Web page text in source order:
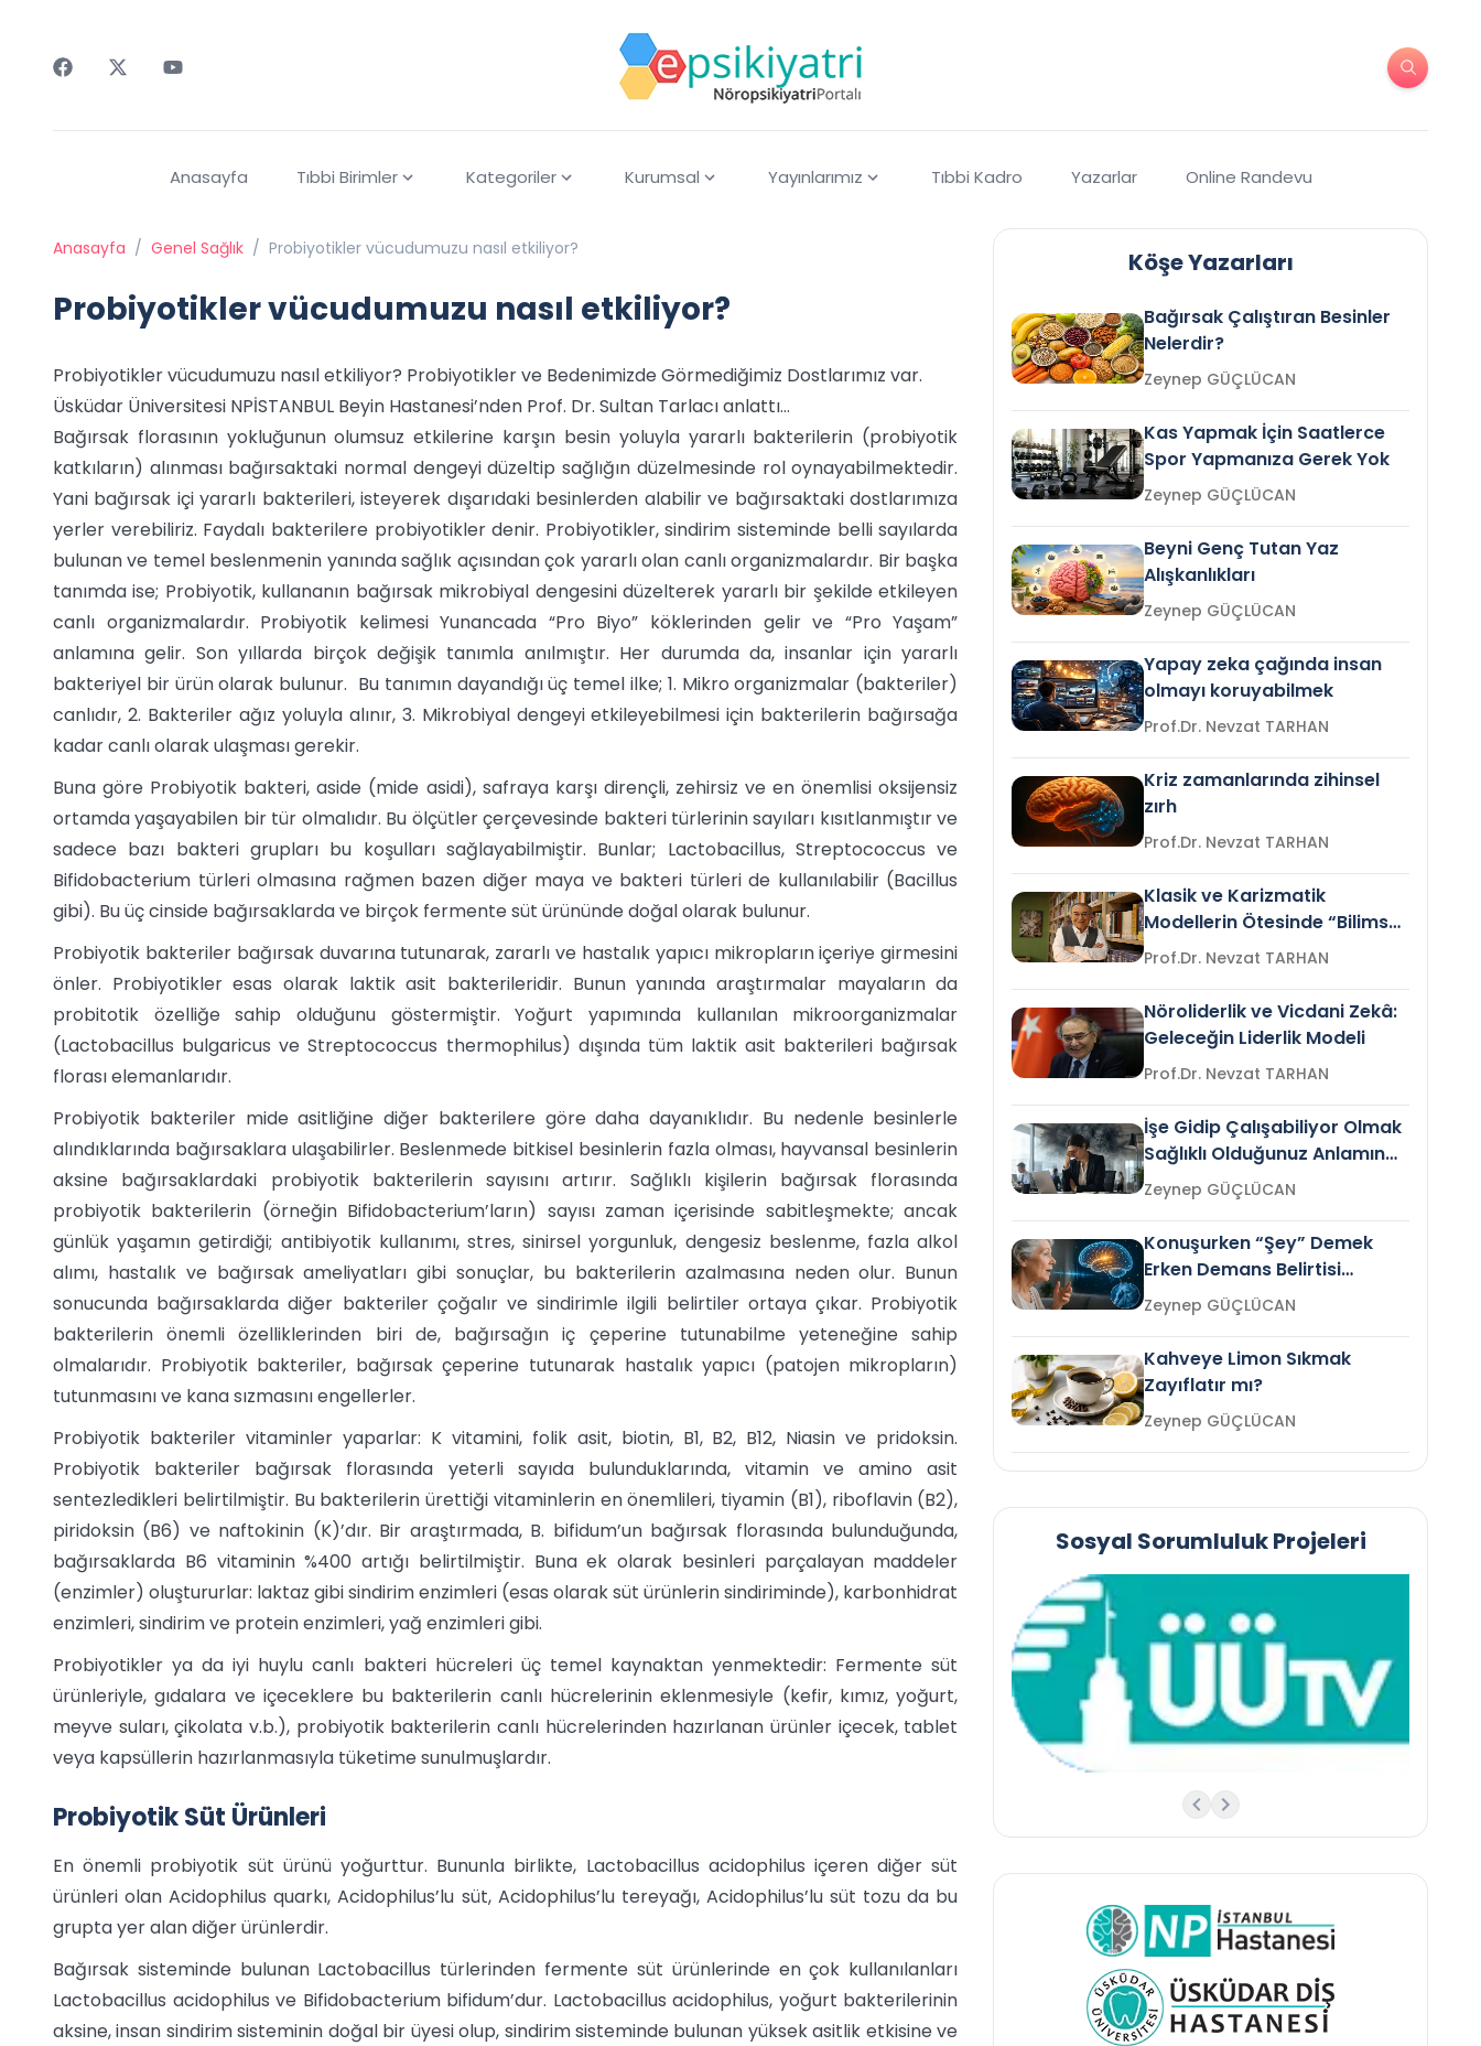
Anasayfa Tıbbi Birimler Kategoriler Kurumsal Yayınlarımız Tıbbi Kadro Yazarlar Online Randevu
Anasayfa / Genel Sağlık / Probiyotikler vücudumuzu nasıl etkiliyor?
Probiyotikler vücudumuzu nasıl etkiliyor?
Probiyotikler vücudumuzu nasıl etkiliyor? Probiyotikler ve Bedenimizde Görmediğimiz Dostlarımız var.
Üsküdar Üniversitesi NPİSTANBUL Beyin Hastanesi’nden Prof. Dr. Sultan Tarlacı anlattı…
Bağırsak florasının yokluğunun olumsuz etkilerine karşın besin yoluyla yararlı bakterilerin (probiyotik
katkıların) alınması bağırsaktaki normal dengeyi düzeltip sağlığın düzelmesinde rol oynayabilmektedir.
Yani bağırsak içi yararlı bakterileri, isteyerek dışarıdaki besinlerden alabilir ve bağırsaktaki dostlarımıza
yerler verebiliriz. Faydalı bakterilere probiyotikler denir. Probiyotikler, sindirim sisteminde belli sayılarda
bulunan ve temel beslenmenin yanında sağlık açısından çok yararlı olan canlı organizmalardır. Bir başka
tanımda ise; Probiyotik, kullananın bağırsak mikrobiyal dengesini düzelterek yararlı bir şekilde etkileyen
canlı organizmalardır. Probiyotik kelimesi Yunancada “Pro Biyo” köklerinden gelir ve “Pro Yaşam”
anlamına gelir. Son yıllarda birçok değişik tanımla anılmıştır. Her durumda da, insanlar için yararlı
bakteriyel bir ürün olarak bulunur. Bu tanımın dayandığı üç temel ilke; 1. Mikro organizmalar (bakteriler)
canlıdır, 2. Bakteriler ağız yoluyla alınır, 3. Mikrobiyal dengeyi etkileyebilmesi için bakterilerin bağırsağa
kadar canlı olarak ulaşması gerekir.
Buna göre Probiyotik bakteri, aside (mide asidi), safraya karşı dirençli, zehirsiz ve en önemlisi oksijensiz
ortamda yaşayabilen bir tür olmalıdır. Bu ölçütler çerçevesinde bakteri türlerinin sayıları kısıtlanmıştır ve
sadece bazı bakteri grupları bu koşulları sağlayabilmiştir. Bunlar; Lactobacillus, Streptococcus ve
Bifidobacterium türleri olmasına rağmen bazen diğer maya ve bakteri türleri de kullanılabilir (Bacillus
gibi). Bu üç cinside bağırsaklarda ve birçok fermente süt ürününde doğal olarak bulunur.
Probiyotik bakteriler bağırsak duvarına tutunarak, zararlı ve hastalık yapıcı mikropların içeriye girmesini
önler. Probiyotikler esas olarak laktik asit bakterileridir. Bunun yanında araştırmalar mayaların da
probitotik özelliğe sahip olduğunu göstermiştir. Yoğurt yapımında kullanılan mikroorganizmalar
(Lactobacillus bulgaricus ve Streptococcus thermophilus) dışında tüm laktik asit bakterileri bağırsak
florası elemanlarıdır.
Probiyotik bakteriler mide asitliğine diğer bakterilere göre daha dayanıklıdır. Bu nedenle besinlerle
alındıklarında bağırsaklara ulaşabilirler. Beslenmede bitkisel besinlerin fazla olması, hayvansal besinlerin
aksine bağırsaklardaki probiyotik bakterilerin sayısını artırır. Sağlıklı kişilerin bağırsak florasında
probiyotik bakterilerin (örneğin Bifidobacterium’ların) sayısı zaman içerisinde sabitleşmekte; ancak
günlük yaşamın getirdiği; antibiyotik kullanımı, stres, sinirsel yorgunluk, dengesiz beslenme, fazla alkol
alımı, hastalık ve bağırsak ameliyatları gibi sonuçlar, bu bakterilerin azalmasına neden olur. Bunun
sonucunda bağırsaklarda diğer bakteriler çoğalır ve sindirimle ilgili belirtiler ortaya çıkar. Probiyotik
bakterilerin önemli özelliklerinden biri de, bağırsağın iç çeperine tutunabilme yeteneğine sahip
olmalarıdır. Probiyotik bakteriler, bağırsak çeperine tutunarak hastalık yapıcı (patojen mikropların)
tutunmasını ve kana sızmasını engellerler.
Probiyotik bakteriler vitaminler yaparlar: K vitamini, folik asit, biotin, B1, B2, B12, Niasin ve pridoksin.
Probiyotik bakteriler bağırsak florasında yeterli sayıda bulunduklarında, vitamin ve amino asit
sentezledikleri belirtilmiştir. Bu bakterilerin ürettiği vitaminlerin en önemlileri, tiyamin (B1), riboflavin (B2),
piridoksin (B6) ve naftokinin (K)’dır. Bir araştırmada, B. bifidum’un bağırsak florasında bulunduğunda,
bağırsaklarda B6 vitaminin %400 artığı belirtilmiştir. Buna ek olarak besinleri parçalayan maddeler
(enzimler) oluştururlar: laktaz gibi sindirim enzimleri (esas olarak süt ürünlerin sindiriminde), karbonhidrat
enzimleri, sindirim ve protein enzimleri, yağ enzimleri gibi.
Probiyotikler ya da iyi huylu canlı bakteri hücreleri üç temel kaynaktan yenmektedir: Fermente süt
ürünleriyle, gıdalara ve içeceklere bu bakterilerin canlı hücrelerinin eklenmesiyle (kefir, kımız, yoğurt,
meyve suları, çikolata v.b.), probiyotik bakterilerin canlı hücrelerinden hazırlanan ürünler içecek, tablet
veya kapsüllerin hazırlanmasıyla tüketime sunulmuşlardır.
Probiyotik Süt Ürünleri
En önemli probiyotik süt ürünü yoğurttur. Bununla birlikte, Lactobacillus acidophilus içeren diğer süt
ürünleri olan Acidophilus quarkı, Acidophilus’lu süt, Acidophilus’lu tereyağı, Acidophilus’lu süt tozu da bu
grupta yer alan diğer ürünlerdir.
Bağırsak sisteminde bulunan Lactobacillus türlerinden fermente süt ürünlerinde en çok kullanılanları
Lactobacillus acidophilus ve Bifidobacterium bifidum’dur. Lactobacillus acidophilus, yoğurt bakterilerinin
aksine, insan sindirim sisteminin doğal bir üyesi olup, sindirim sisteminde bulunan yüksek asitlik etkisine ve
Köşe Yazarları
Bağırsak Çalıştıran Besinler
Nelerdir?
Zeynep GÜÇLÜCAN
Kas Yapmak İçin Saatlerce
Spor Yapmanıza Gerek Yok
Zeynep GÜÇLÜCAN
Beyni Genç Tutan Yaz
Alışkanlıkları
Zeynep GÜÇLÜCAN
Yapay zeka çağında insan
olmayı koruyabilmek
Prof.Dr. Nevzat TARHAN
Kriz zamanlarında zihinsel
zırh
Prof.Dr. Nevzat TARHAN
Klasik ve Karizmatik
Modellerin Ötesinde “Bilimsel
Liderlik”
Prof.Dr. Nevzat TARHAN
Nöroliderlik ve Vicdani Zekâ:
Geleceğin Liderlik Modeli
Prof.Dr. Nevzat TARHAN
İşe Gidip Çalışabiliyor Olmak
Sağlıklı Olduğunuz Anlamına
Gelir mi?Zeynep GÜÇLÜCAN
Konuşurken “Şey” Demek
Erken Demans Belirtisi
Olabilir mi?Zeynep GÜÇLÜCAN
Kahveye Limon Sıkmak
Zayıflatır mı?
Zeynep GÜÇLÜCAN
Sosyal Sorumluluk Projeleri